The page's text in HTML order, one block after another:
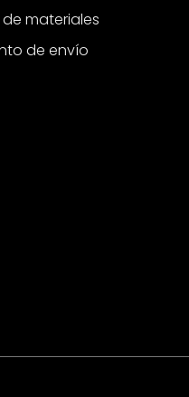
materiales
de envío